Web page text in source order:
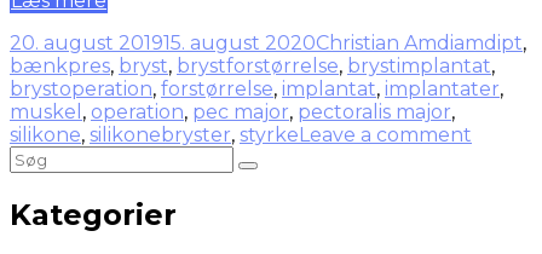
20. august 201915. august 2020Christian Amdiamdipt,
bænkpres, bryst, brystforstørrelse, brystimplantat,
brystoperation, forstørrelse, implantat, implantater,
muskel , operation, pec major, pectoralis major,
silikone, silikonebryster, styrkeLeave a comment
Kategorier